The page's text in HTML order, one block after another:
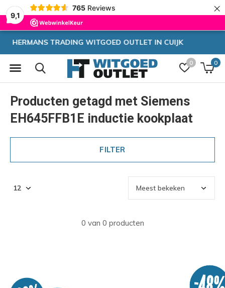
9,1
765 Reviews ×
0 0
Zeer hoge korting
Producten getagd met Siemens
EH645FFB1E inductie kookplaat
FILTER
0 van 0 producten